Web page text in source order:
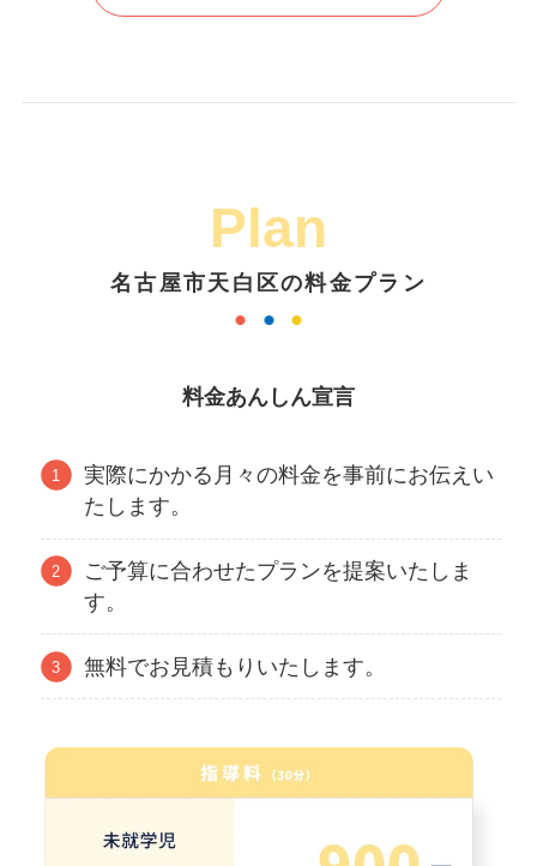
Plan
名古屋市天白区の料金プラン
料金あんしん宣言
実際にかかる月々の料金を事前にお伝えい
たします。
ご予算に合わせたプランを提案いたしま
す。
無料でお見積もりいたします。